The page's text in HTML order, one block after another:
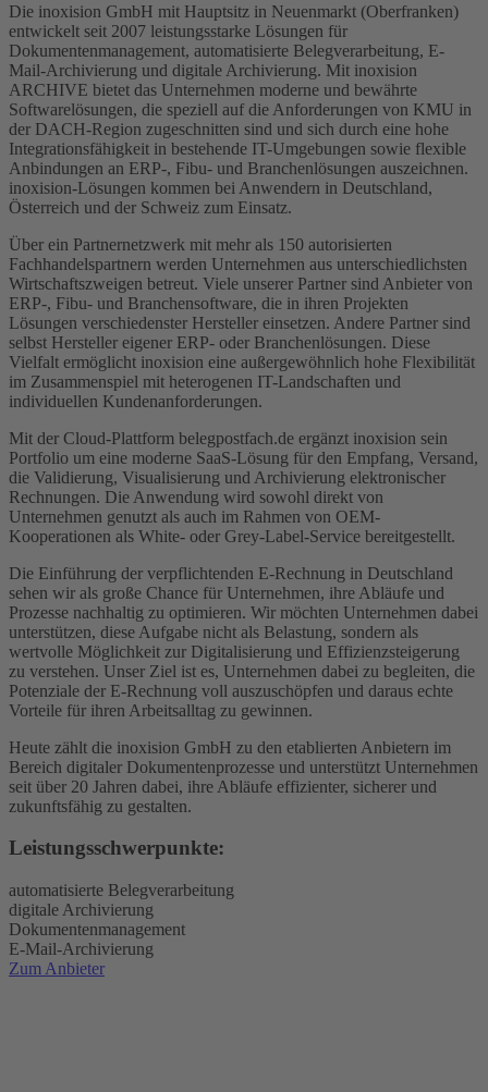
Die inoxision GmbH mit Hauptsitz in Neuenmarkt (Oberfranken)
entwickelt seit 2007 leistungsstarke Lösungen für
Dokumentenmanagement, automatisierte Belegverarbeitung, E-
Mail-Archivierung und digitale Archivierung. Mit inoxision
ARCHIVE bietet das Unternehmen moderne und bewährte
Softwarelösungen, die speziell auf die Anforderungen von KMU in
der DACH-Region zugeschnitten sind und sich durch eine hohe
Integrationsfähigkeit in bestehende IT-Umgebungen sowie flexible
Anbindungen an ERP-, Fibu- und Branchenlösungen auszeichnen.
inoxision-Lösungen kommen bei Anwendern in Deutschland,
Österreich und der Schweiz zum Einsatz.
Über ein Partnernetzwerk mit mehr als 150 autorisierten
Fachhandelspartnern werden Unternehmen aus unterschiedlichsten
Wirtschaftszweigen betreut. Viele unserer Partner sind Anbieter von
ERP-, Fibu- und Branchensoftware, die in ihren Projekten
Lösungen verschiedenster Hersteller einsetzen. Andere Partner sind
selbst Hersteller eigener ERP- oder Branchenlösungen. Diese
Vielfalt ermöglicht inoxision eine außergewöhnlich hohe Flexibilität
im Zusammenspiel mit heterogenen IT-Landschaften und
individuellen Kundenanforderungen.
Mit der Cloud-Plattform belegpostfach.de ergänzt inoxision sein
Portfolio um eine moderne SaaS-Lösung für den Empfang, Versand,
die Validierung, Visualisierung und Archivierung elektronischer
Rechnungen. Die Anwendung wird sowohl direkt von
Unternehmen genutzt als auch im Rahmen von OEM-
Kooperationen als White- oder Grey-Label-Service bereitgestellt.
Die Einführung der verpflichtenden E-Rechnung in Deutschland
sehen wir als große Chance für Unternehmen, ihre Abläufe und
Prozesse nachhaltig zu optimieren. Wir möchten Unternehmen dabei
unterstützen, diese Aufgabe nicht als Belastung, sondern als
wertvolle Möglichkeit zur Digitalisierung und Effizienzsteigerung
zu verstehen. Unser Ziel ist es, Unternehmen dabei zu begleiten, die
Potenziale der E-Rechnung voll auszuschöpfen und daraus echte
Vorteile für ihren Arbeitsalltag zu gewinnen.
Heute zählt die inoxision GmbH zu den etablierten Anbietern im
Bereich digitaler Dokumentenprozesse und unterstützt Unternehmen
seit über 20 Jahren dabei, ihre Abläufe effizienter, sicherer und
zukunftsfähig zu gestalten.
Leistungsschwerpunkte:
automatisierte Belegverarbeitung
digitale Archivierung
Dokumentenmanagement
E-Mail-Archivierung
Zum Anbieter